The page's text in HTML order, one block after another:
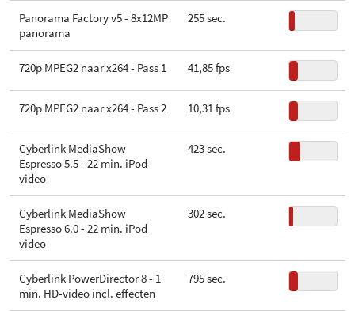
Panorama Factory v5 - 8x12MP
panorama
255 sec.
720p MPEG2 naar x264 - Pass 1 41,85 fps
720p MPEG2 naar x264 - Pass 2 10,31 fps
Cyberlink MediaShow
Espresso 5.5 - 22 min. iPod
video
423 sec.
Cyberlink MediaShow
Espresso 6.0 - 22 min. iPod
video
302 sec.
Cyberlink PowerDirector 8 - 1
min. HD-video incl. effecten
795 sec.